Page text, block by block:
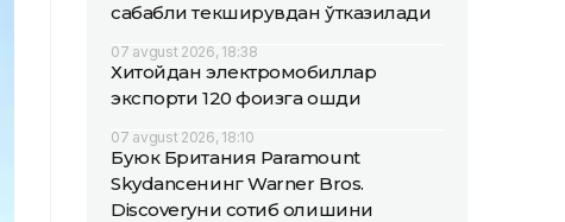
сабабли текширувдан ўтказилади
07 avgust 2026, 18:38
Хитойдан электромобиллар
экспорти 120 фоизга ошди
07 avgust 2026, 18:10
Буюк Британия Paramount
Skydanceнинг Warner Bros.
Discoveryни сотиб олишини